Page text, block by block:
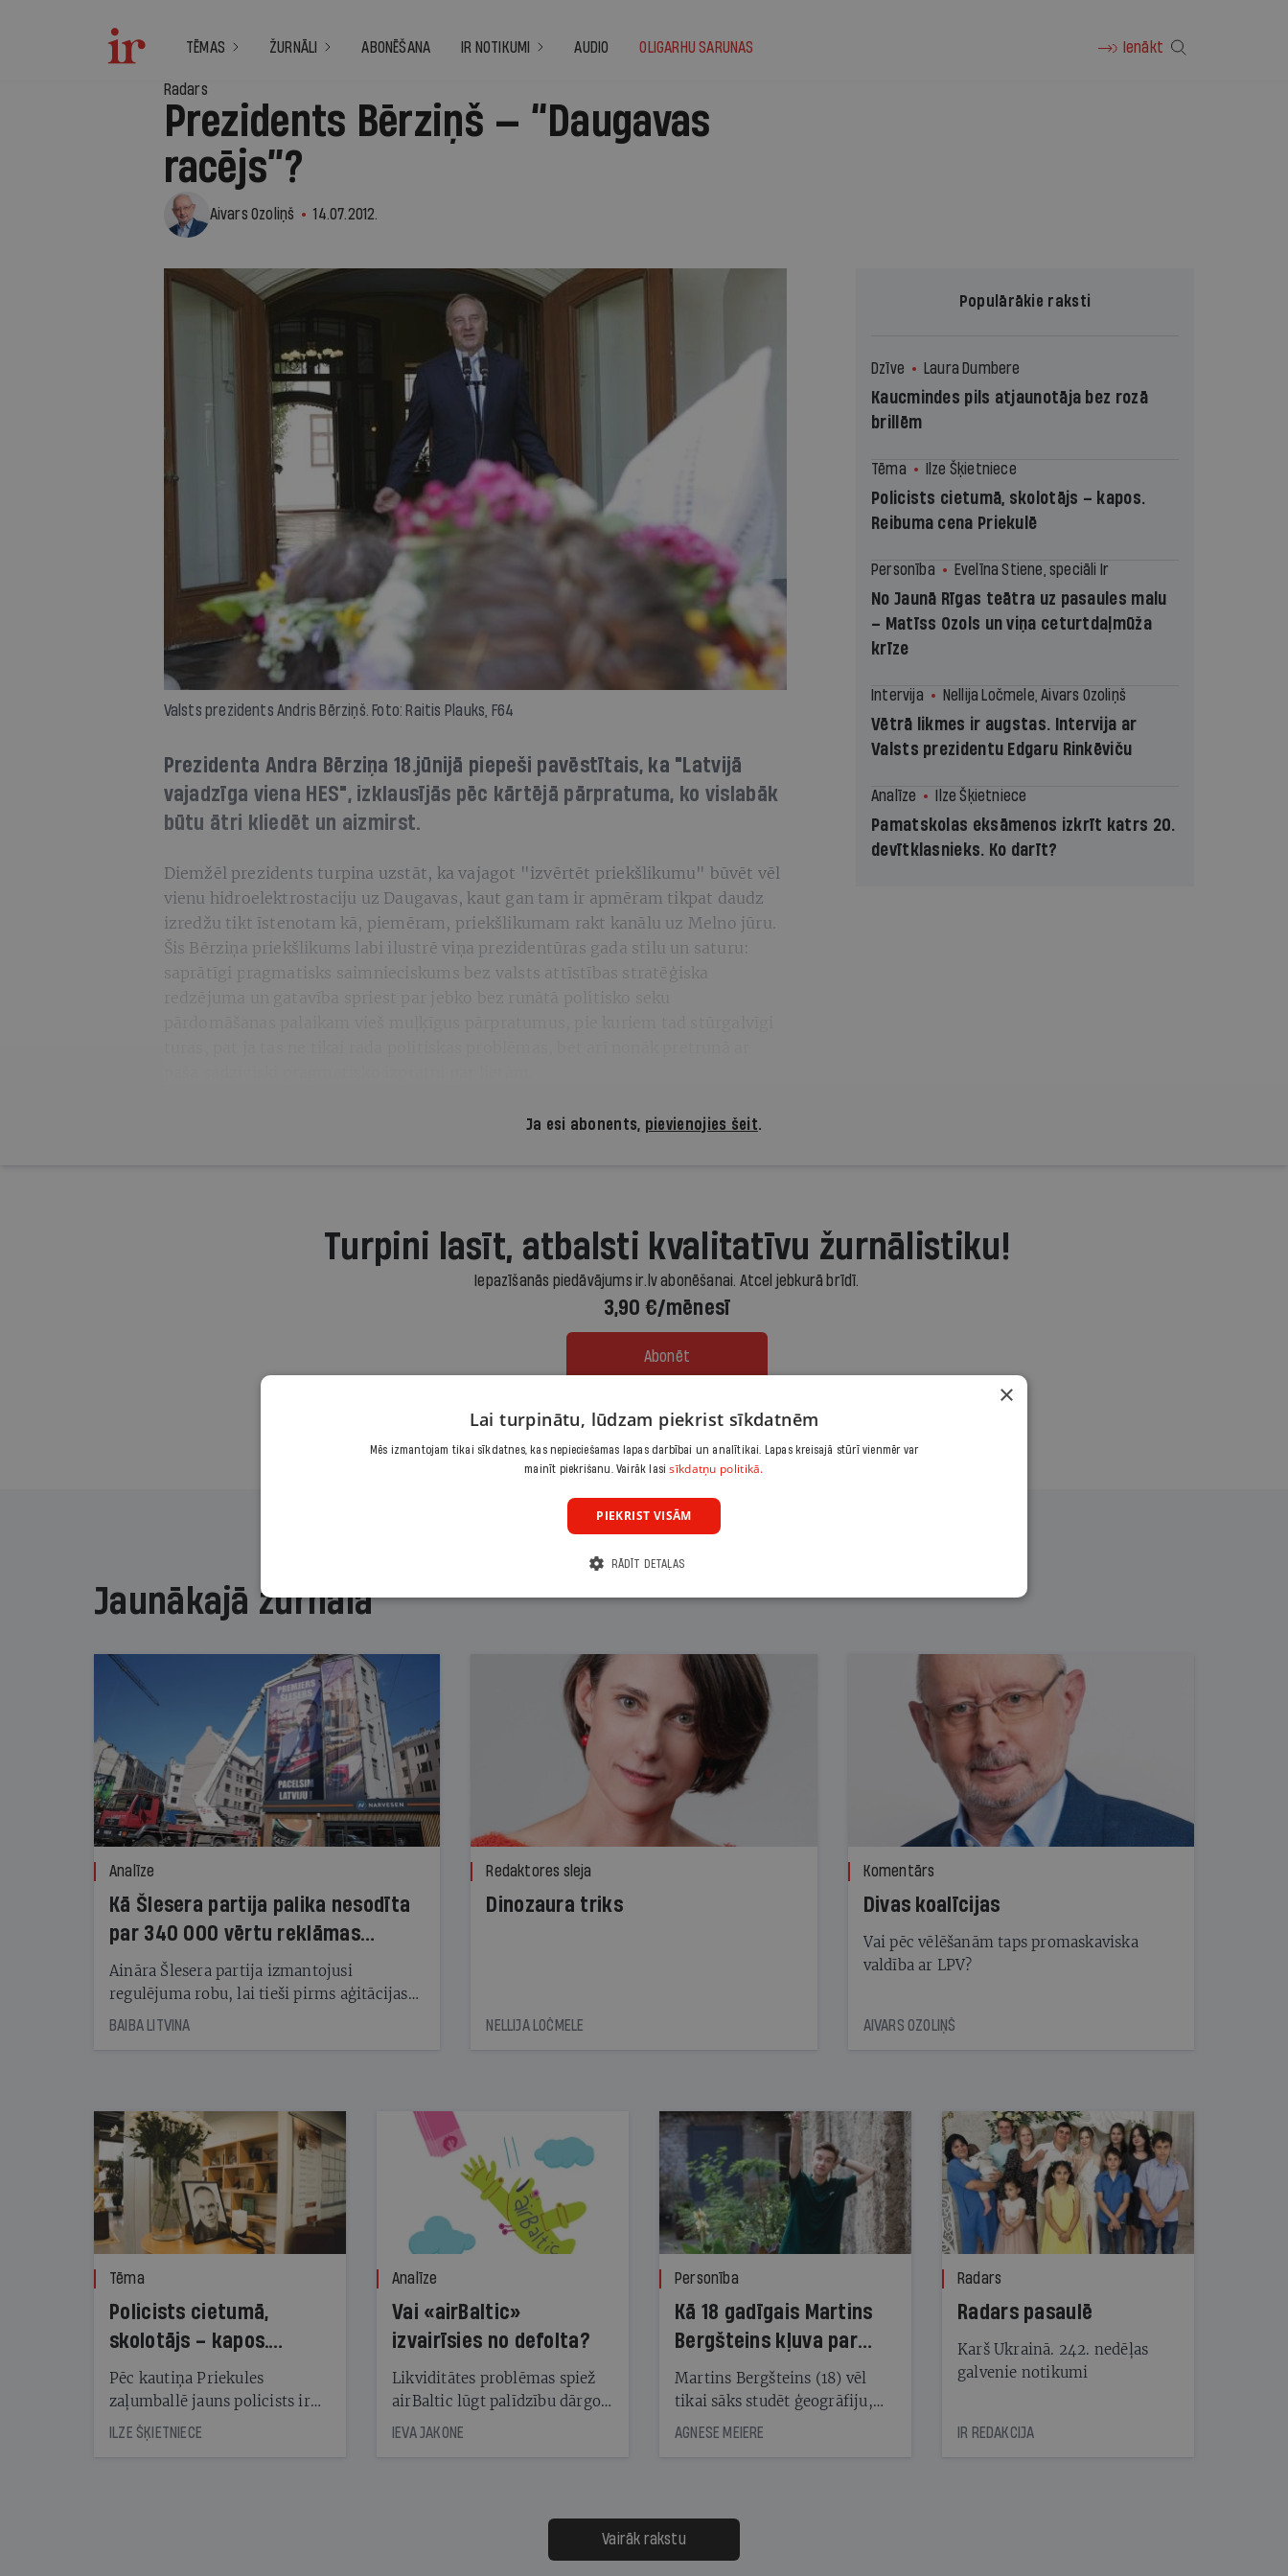
TĒMAS ŽURNĀLI ABONĒŠANA IR NOTIKUMI AUDIO OLIGARHU SARUNAS Ienākt
Radars
Prezidents Bērziņš — “Daugavas
racējs”?
Aivars Ozoliņš 14.07.2012.
Valsts prezidents Andris Bērziņš. Foto: Raitis Plauks, F64
Prezidenta Andra Bērziņa 18.jūnijā piepeši pavēstītais, ka "Latvijā
vajadzīga viena HES", izklausījās pēc kārtējā pārpratuma, ko vislabāk
būtu ātri kliedēt un aizmirst.
Diemžēl prezidents turpina uzstāt, ka vajagot "izvērtēt priekšlikumu" būvēt vēl
vienu hidroelektrostaciju uz Daugavas, kaut gan tam ir apmēram tikpat daudz
izredžu tikt īstenotam kā, piemēram, priekšlikumam rakt kanālu uz Melno jūru.
Šis Bērziņa priekšlikums labi ilustrē viņa prezidentūras gada stilu un saturu:
saprātīgi pragmatisks saimnieciskums bez valsts attīstības stratēģiska
Populārākie raksti
Dzīve Laura Dumbere
Kaucmindes pils atjaunotāja bez rozā
brillēm
Tēma Ilze Šķietniece
Policists cietumā, skolotājs – kapos.
Reibuma cena Priekulē
Personība Evelīna Stiene, speciāli Ir
No Jaunā Rīgas teātra uz pasaules malu
– Matīss Ozols un viņa ceturtdaļmūža
krīze
Intervija Nellija Ločmele, Aivars Ozoliņš
Vētrā likmes ir augstas. Intervija ar
Valsts prezidentu Edgaru Rinkēviču
Analīze Ilze Šķietniece
Pamatskolas eksāmenos izkrīt katrs 20.
devītklasnieks. Ko darīt?
Ja esi abonents, pievienojies šeit.
Turpini lasīt, atbalsti kvalitatīvu žurnālistiku!
Iepazīšanās piedāvājums ir.lv abonēšanai. Atcel jebkurā brīdī.
3,90 €/mēnesī
Abonēt
Citas abonēšanas iespējas meklē šeit
Jaunākajā žurnālā
Analīze
Kā Šlesera partija palika nesodīta
par 340 000 vērtu reklāmas
kampaņu
Aināra Šlesera partija izmantojusi
regulējuma robu, lai tieši pirms aģitācijas
starta izreklamētos par summu, kas
BAIBA LITVINA
Redaktores sleja
Dinozaura triks
NELLIJA LOČMELE
Komentārs
Divas koalīcijas
Vai pēc vēlēšanām taps promaskaviska
valdība ar LPV?
AIVARS OZOLIŅŠ
Tēma
Policists cietumā,
skolotājs – kapos.
Reibuma cena Priekulē
Pēc kautiņa Priekules
zaļumballē jauns policists ir
nonācis cietumā, bet
cienījams pedagogs — kapos.
ILZE ŠĶIETNIECE
Analīze
Vai «airBaltic»
izvairīsies no defolta?
Likviditātes problēmas spiež
airBaltic lūgt palīdzību dārgo
obligāciju turētājiem, taču
samaksāt augstos procentus,
kas jāpārskaita jau trīs dienas
pirms nākamās sapulces
IEVA JAKONE
Personība
Kā 18 gadīgais Martins
Bergšteins kļuva par
laika ziņu seju?
Martins Bergšteins (18) vēl
tikai sāks studēt ģeogrāfiju,
bet viņa sacītajam jau uzticas
uzcītīga darba, mammas
atbalsts un drosme turpināt
meteovērojumus arī tad, kad
AGNESE MEIERE
Radars
Radars pasaulē
Karš Ukrainā. 242. nedēļas
galvenie notikumi
IR REDAKCIJA
Vairāk rakstu
×
Lai turpinātu, lūdzam piekrist sīkdatnēm
Mēs izmantojam tikai sīkdatnes, kas nepieciešamas lapas darbībai un analītikai. Lapas kreisajā stūrī vienmēr var
mainīt piekrišanu. Vairāk lasisīkdatņu politikā.
PIEKRIST VISĀM
RĀDĪT DETAĻAS